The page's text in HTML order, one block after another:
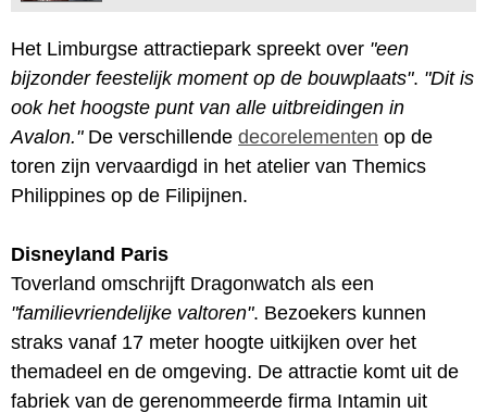
Het Limburgse attractiepark spreekt over "een
bijzonder feestelijk moment op de bouwplaats". "Dit is
ook het hoogste punt van alle uitbreidingen in
Avalon."De verschillende decorelementen op de
toren zijn vervaardigd in het atelier van Themics
Philippines op de Filipijnen.
Disneyland Paris
Toverland omschrijft Dragonwatch als een
"familievriendelijke valtoren". Bezoekers kunnen
straks vanaf 17 meter hoogte uitkijken over het
themadeel en de omgeving. De attractie komt uit de
fabriek van de gerenommeerde firma Intamin uit